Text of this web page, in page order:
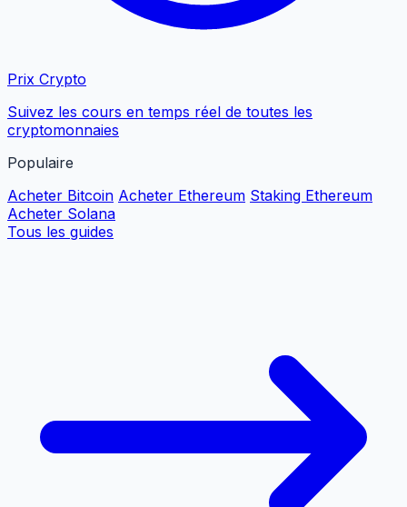
Prix Crypto
Suivez les cours en temps réel de toutes les
cryptomonnaies
Populaire
Acheter Bitcoin Acheter Ethereum Staking Ethereum
Acheter Solana
Tous les guides